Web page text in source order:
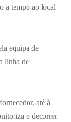
a tempo ao local
equipa de
linha de
até à
o decorrer